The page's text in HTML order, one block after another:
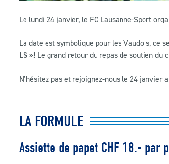
Le lundi 24 janvier, le FC Lausanne-Sport
La date est symbolique pour les Vaudois, ce
LS »! Le grand retour du repas de soutien du
N’hésitez pas et rejoignez-nous le 24 janvier
LA FORMULE
Assiette de papet CHF 18.- par